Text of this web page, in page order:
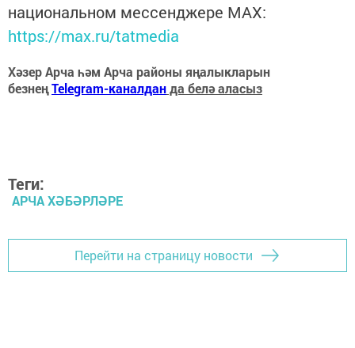
национальном мессенджере MАХ:
https://max.ru/tatmedia
Хәзер Арча һәм Арча районы яңалыкларын
безнеңTelegram-каналданда белә аласыз
Теги:
АРЧА ХӘБӘРЛӘРЕ
Перейти на страницу новости